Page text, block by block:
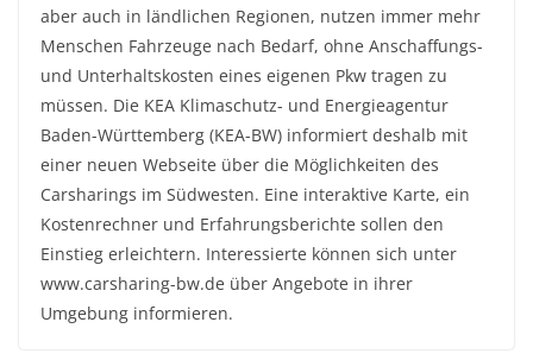
aber auch in ländlichen Regionen, nutzen immer mehr
Menschen Fahrzeuge nach Bedarf, ohne Anschaffungs-
und Unterhaltskosten eines eigenen Pkw tragen zu
müssen. Die KEA Klimaschutz- und Energieagentur
Baden-Württemberg (KEA-BW) informiert deshalb mit
einer neuen Webseite über die Möglichkeiten des
Carsharings im Südwesten. Eine interaktive Karte, ein
Kostenrechner und Erfahrungsberichte sollen den
Einstieg erleichtern. Interessierte können sich unter
www.carsharing-bw.de über Angebote in ihrer
Umgebung informieren.